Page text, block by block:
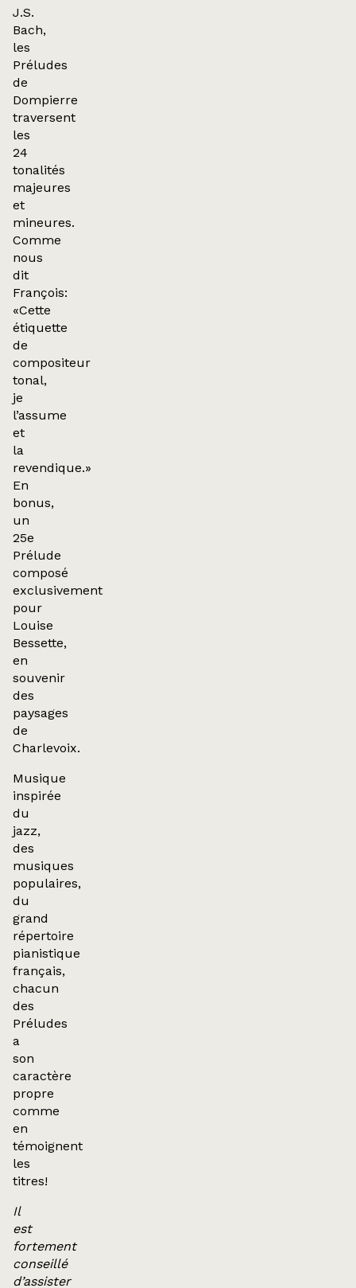
J.S.
Bach,
les
Préludes
de
Dompierre
traversent
les
24
tonalités
majeures
et
mineures.
Comme
nous
dit
François:
«Cette
étiquette
de
compositeur
tonal,
je
l’assume
et
la
revendique.»
En
bonus,
un
25e
Prélude
composé
exclusivement
pour
Louise
Bessette,
en
souvenir
des
paysages
de
Charlevoix.
Musique
inspirée
du
jazz,
des
musiques
populaires,
du
grand
répertoire
pianistique
français,
chacun
des
Préludes
a
son
caractère
propre
comme
en
témoignent
les
titres!
Il
est
fortement
conseillé
d’assister